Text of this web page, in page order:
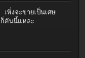
พิ่งจะขายเป็นเศษ
คันนี้แหละ